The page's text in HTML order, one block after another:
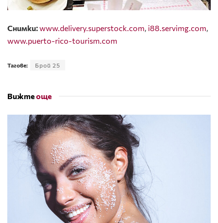
Снимки:www.delivery.superstock.com, i88.servimg.com,
www.puerto-rico-tourism.com
Тагове: Брой 25
Вижтеоще